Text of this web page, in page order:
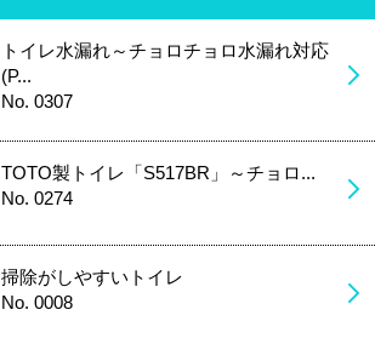
トイレ水漏れ～チョロチョロ水漏れ対応
(P...
No. 0307
TOTO製トイレ「S517BR」～チョロ...
No. 0274
掃除がしやすいトイレ
No. 0008